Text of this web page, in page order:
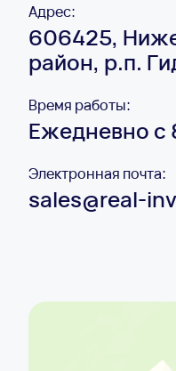
Адрес:
606425,
район, р.п.
Время работы:
Ежедневно
Электронная почта:
sales@real-
Нижегородская область
Административная улица,